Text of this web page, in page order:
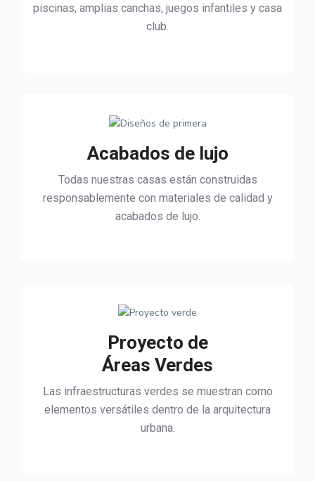
piscinas, amplias canchas, juegos infantiles y casa
club.
Acabados de lujo
Todas nuestras casas están construidas
responsablemente con materiales de calidad y
acabados de lujo.
Proyecto de
Áreas Verdes
Las infraestructuras verdes se muestran como
elementos versátiles dentro de la arquitectura
urbana.